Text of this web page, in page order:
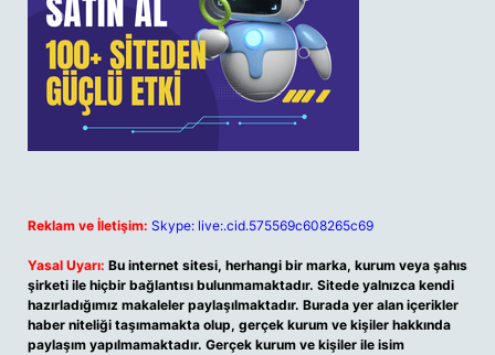
Reklam ve İletişim: Skype: live:.cid.575569c608265c69
Yasal Uyarı: Bu internet sitesi, herhangi bir marka, kurum veya şahıs
şirketi ile hiçbir bağlantısı bulunmamaktadır. Sitede yalnızca kendi
hazırladığımız makaleler paylaşılmaktadır. Burada yer alan içerikler
haber niteliği taşımamakta olup, gerçek kurum ve kişiler hakkında
paylaşım yapılmamaktadır. Gerçek kurum ve kişiler ile isim